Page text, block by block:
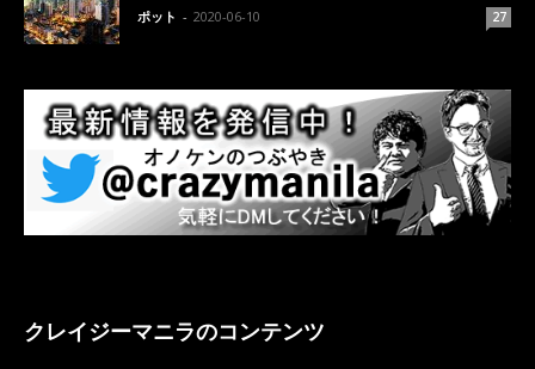
ポット - 2020-06-10 27
クレイジーマニラのコンテンツ